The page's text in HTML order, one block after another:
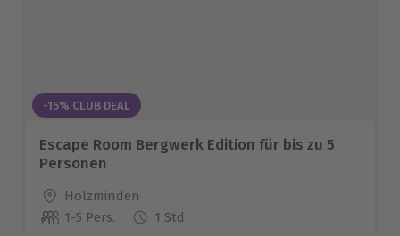
-15% CLUB DEAL
Escape Room Bergwerk Edition für bis zu 5
Personen
Standort
Holzminden
Anzahl der Teilnehmer
1-5 Pers. 1 Std